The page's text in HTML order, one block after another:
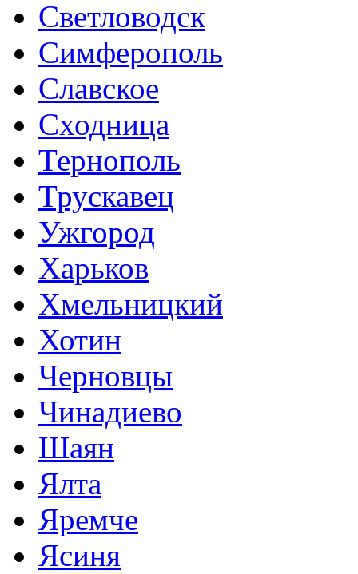
Светловодск
Симферополь
Славское
Сходница
Тернополь
Трускавец
Ужгород
Харьков
Хмельницкий
Хотин
Черновцы
Чинадиево
Шаян
Ялта
Яремче
Ясиня